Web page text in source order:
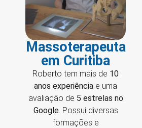
Massoterapeuta
em Curitiba
Roberto tem mais de 10
anos experiência e uma
avaliação de 5 estrelas no
Google. Possui diversas
formações e